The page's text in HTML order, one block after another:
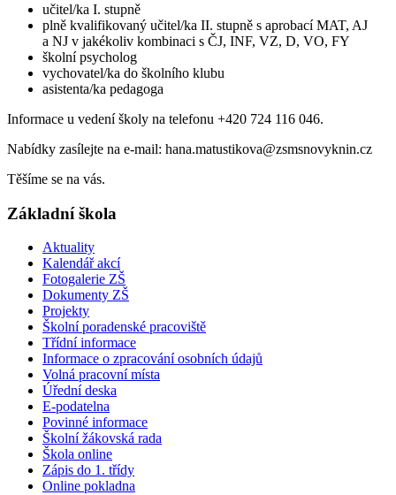
učitel/ka I. stupně
plně kvalifikovaný učitel/ka II. stupně s aprobací MAT, AJ
a NJ v jakékoliv kombinaci s ČJ, INF, VZ, D, VO, FY
školní psycholog
vychovatel/ka do školního klubu
asistenta/ka pedagoga
Informace u vedení školy na telefonu +420 724 116 046.
Nabídky zasílejte na e-mail: hana.matustikova@zsmsnovyknin.cz
Těšíme se na vás.
Základní škola
Aktuality
Kalendář akcí
Fotogalerie ZŠ
Dokumenty ZŠ
Projekty
Školní poradenské pracoviště
Třídní informace
Informace o zpracování osobních údajů
Volná pracovní místa
Úřední deska
E-podatelna
Povinné informace
Školní žákovská rada
Škola online
Zápis do 1. třídy
Online pokladna